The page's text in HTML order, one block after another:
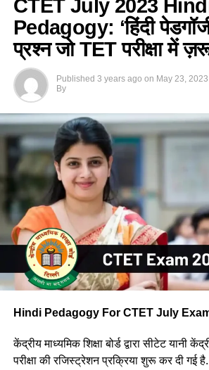
CTET July 2023
Pedagogy: ‘हिंदी
प्रश्न जो TET परीक्षा में
Published 3 years ago on May 23, 2023
By
Hindi Pedagogy For CTET July
केंद्रीय माध्यमिक शिक्षा बोर्ड द्वारा सीटेट यानी
परीक्षा की रजिस्ट्रेशन प्रक्रिया शुरू कर दी गई